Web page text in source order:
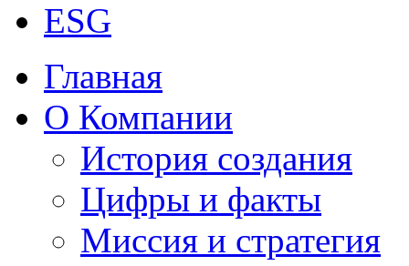
ESG
Главная
О Компании
История создания
Цифры и факты
Миссия и стратегия